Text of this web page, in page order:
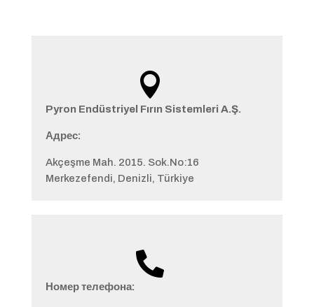

Pyron Endüstriyel Fırın Sistemleri A.Ş.
Адрес:
Akçeşme Mah. 2015. Sok.No:16
Merkezefendi, Denizli, Türkiye

Номер телефона: